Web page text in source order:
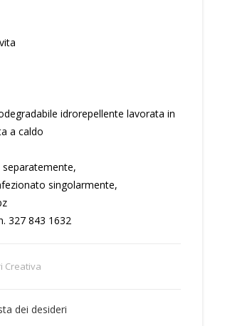
idrorepellente lavorata in
a caldo
singolarmente,
327 843 1632
Creativa
dei desideri